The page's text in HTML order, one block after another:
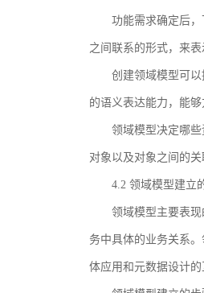
功能需求确定后
之间联系的形式，来
创建领域模型可
的语义表达能力，能
领域模型决定哪
对象以及对象之间的
4.2 领域模型建立
领域模型主要表
务中具体的业务关系
体应用和元数据设计